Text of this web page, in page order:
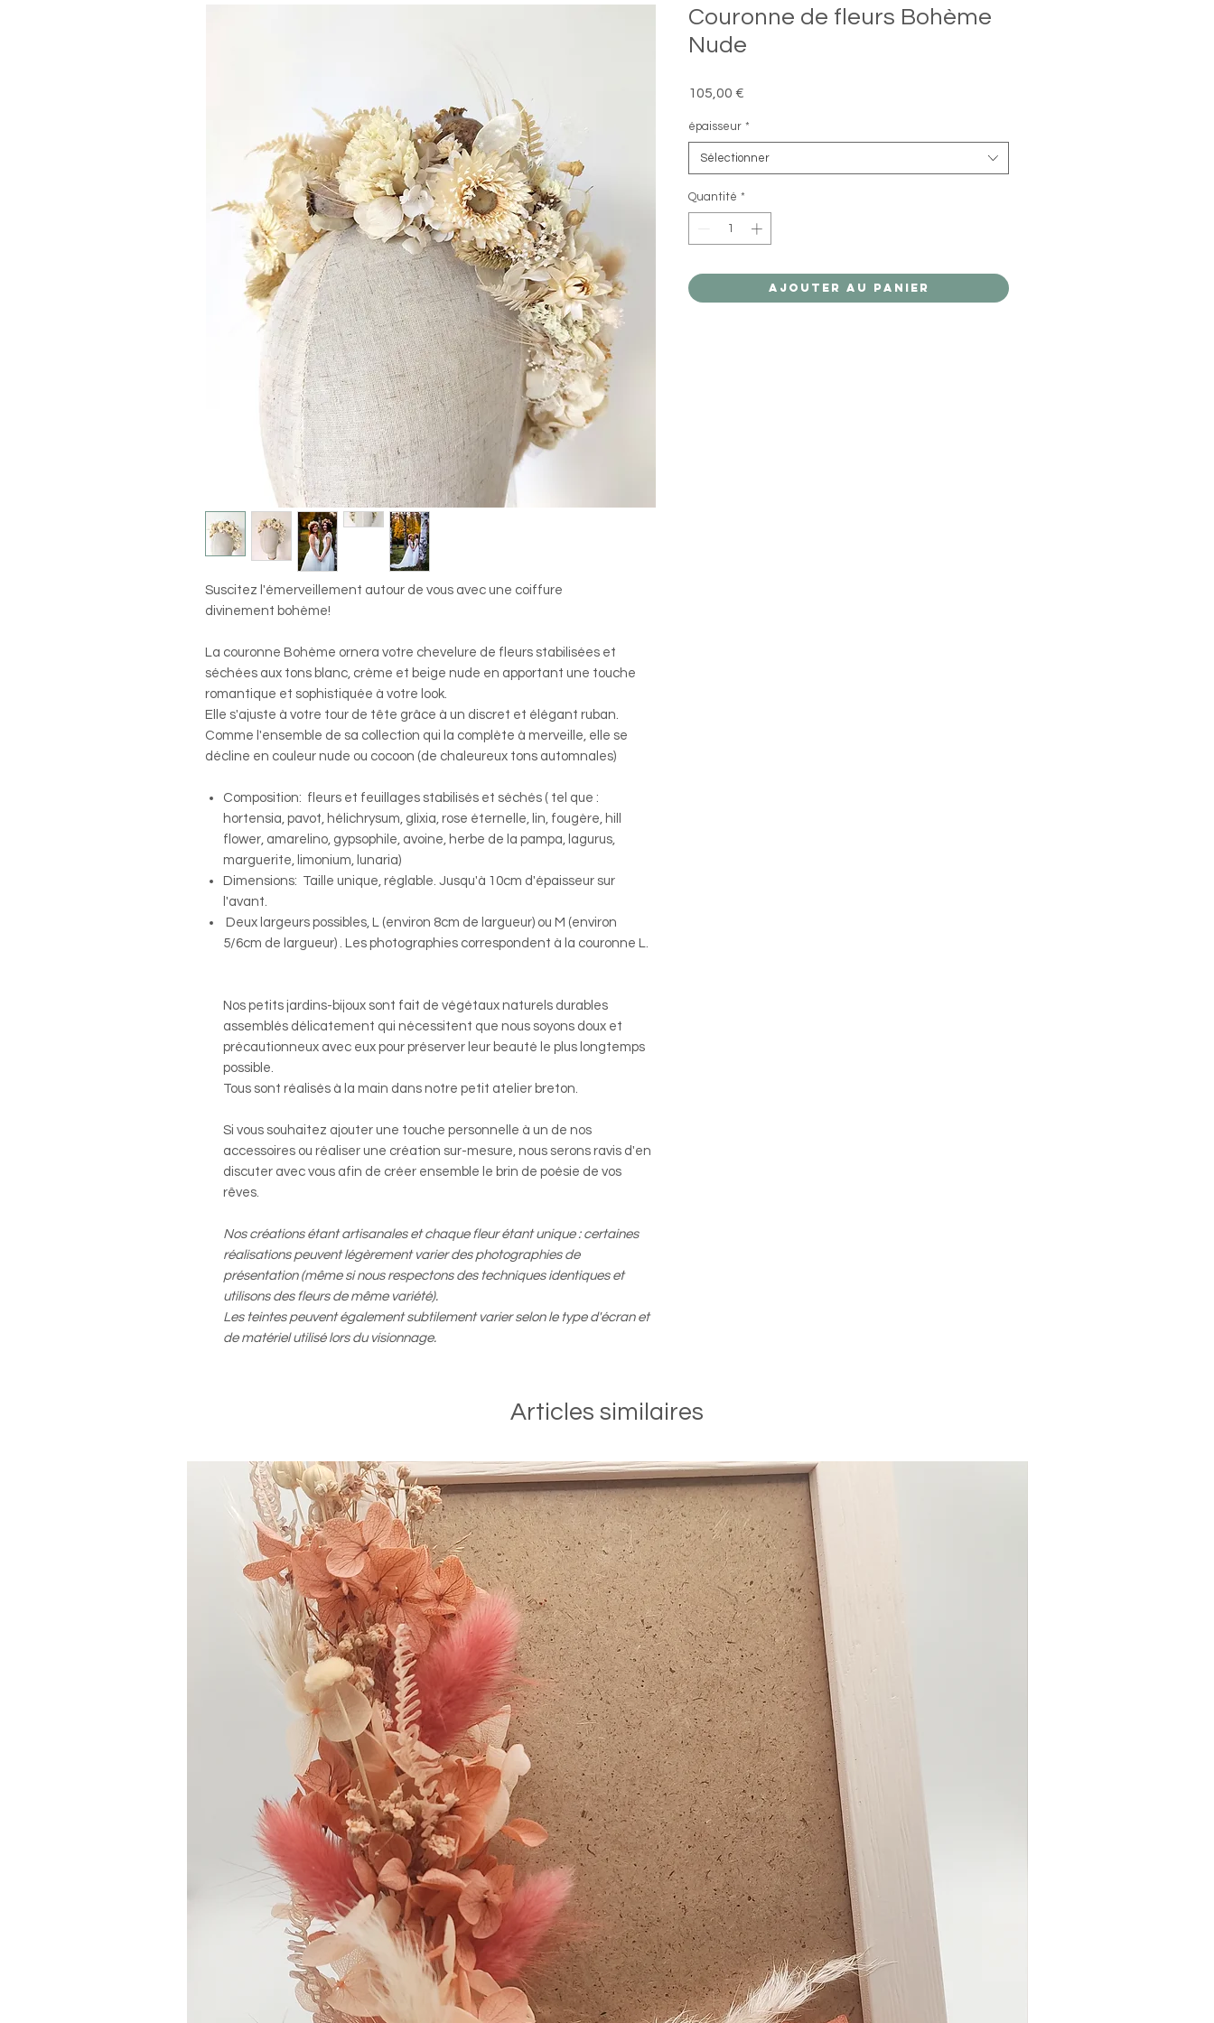
Suscitez l'émerveillement autour de vous avec une coiffure
divinement bohème!
La couronne Bohème ornera votre chevelure de fleurs stabilisées et
séchées aux tons blanc, crème et beige nude en apportant une touche
romantique et sophistiquée à votre look.
Elle s'ajuste à votre tour de tête grâce à un discret et élégant ruban.
Comme l'ensemble de sa collection qui la complète à merveille, elle se
décline en couleur nude ou cocoon (de chaleureux tons automnales)
Composition: fleurs et feuillages stabilisés et séchés ( tel que :
hortensia, pavot, hélichrysum, glixia, rose éternelle, lin, fougère, hill
flower, amarelino, gypsophile, avoine, herbe de la pampa, lagurus,
marguerite, limonium, lunaria)
Dimensions: Taille unique, réglable. Jusqu'à 10cm d'épaisseur sur
l'avant.
Deux largeurs possibles, L (environ 8cm de largueur) ou M (environ
5/6cm de largueur) . Les photographies correspondent à la couronne L.
Nos petits jardins-bijoux sont fait de végétaux naturels durables
assemblés délicatement qui nécessitent que nous soyons doux et
précautionneux avec eux pour préserver leur beauté le plus longtemps
possible.
Tous sont réalisés à la main dans notre petit atelier breton.
Si vous souhaitez ajouter une touche personnelle à un de nos
accessoires ou réaliser une création sur-mesure, nous serons ravis d'en
discuter avec vous afin de créer ensemble le brin de poésie de vos
rêves.
Nos créations étant artisanales et chaque fleur étant unique : certaines
réalisations peuvent légèrement varier des photographies de
présentation (même si nous respectons des techniques identiques et
utilisons des fleurs de même variété).
Les teintes peuvent également subtilement varier selon le type d'écran et
de matériel utilisé lors du visionnage.
Couronne de fleurs Bohème
Nude
105,00 €
épaisseur *
Sélectionner
Quantité *
Ajouter au panier
Articles similaires